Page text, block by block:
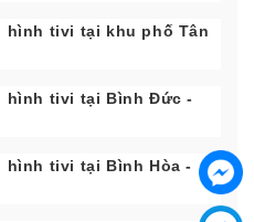
hình tivi tại khu phố Tân
hình tivi tại Bình Đức -
hình tivi tại Bình Hòa -